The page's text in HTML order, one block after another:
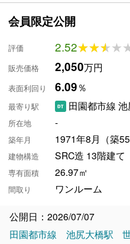
会員限定公開
評価 2.52
販売価格 2,050万円
表面利回り 6.09％
最寄り駅 田園都市線
所在地 -
築年月 1971年8月（築55
建物構造 SRC造 13階建て
専有面積 26.97㎡
間取り ワンルーム
公開日：2026/07/07
田園都市線
池尻大橋駅